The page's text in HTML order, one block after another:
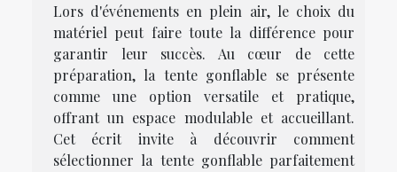
Lors d'événements en plein air, le choix du
matériel peut faire toute la différence pour
garantir leur succès. Au cœur de cette
préparation, la tente gonflable se présente
comme une option versatile et pratique,
offrant un espace modulable et accueillant.
Cet écrit invite à découvrir comment
sélectionner la tente gonflable parfaitement